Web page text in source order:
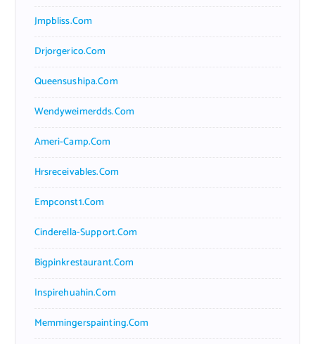
Jmpbliss.com
Drjorgerico.com
Queensushipa.com
Wendyweimerdds.com
Ameri-Camp.com
Hrsreceivables.com
Empconst1.com
Cinderella-Support.com
Bigpinkrestaurant.com
Inspirehuahin.com
Memmingerspainting.com